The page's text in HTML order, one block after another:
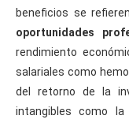
beneficios se
oportunidades
rendimiento
salariales como
del retorno de la
intangibles como